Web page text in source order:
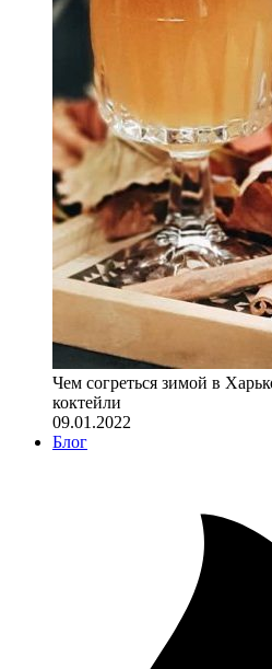
Чем согреться зимой в
коктейли
09.01.2022
Блог